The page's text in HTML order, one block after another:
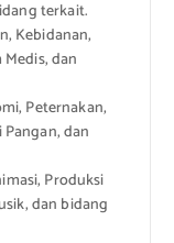
terkait.
Kebidanan,
dan
Peternakan,
dan
Produksi
dan bidang